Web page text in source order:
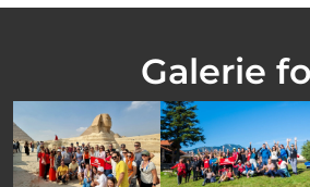
Galerie